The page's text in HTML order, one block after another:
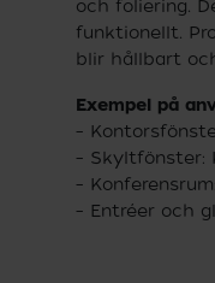
och foliering.
funktionellt.
blir hållbart
Exempel på
–
– Skyltfönster:
–
– Entréer och